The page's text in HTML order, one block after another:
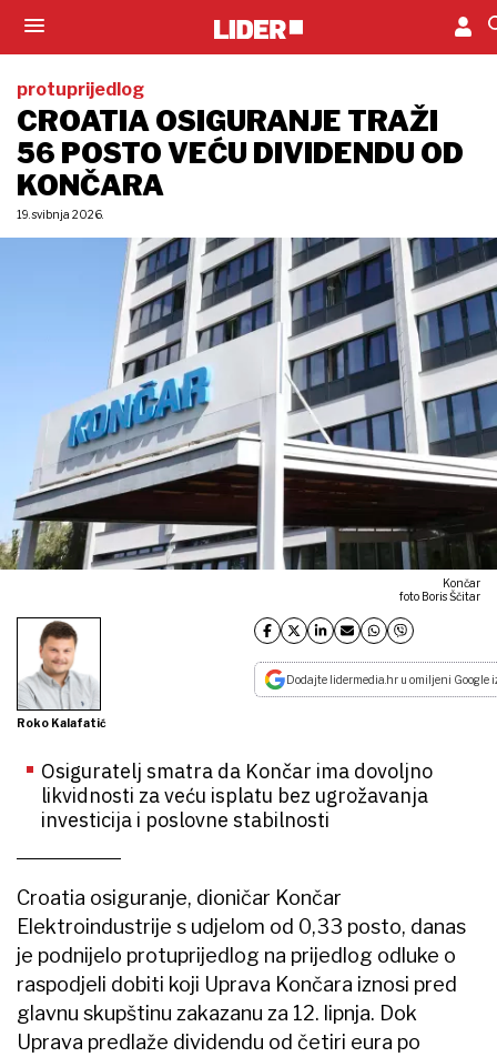
protuprijedlog
CROATIA OSIGURANJE TRAŽI
56 POSTO VEĆU DIVIDENDU OD
KONČARA
19. svibnja 2026.
Končar
foto Boris Ščitar
Roko Kalafatić
Dodajte lidermedia.hr u omiljeni Google
Osiguratelj smatra da Končar ima dovoljno
likvidnosti za veću isplatu bez ugrožavanja
investicija i poslovne stabilnosti
Croatia osiguranje, dioničar Končar
Elektroindustrije s udjelom od 0,33 posto, danas
je podnijelo protuprijedlog na prijedlog odluke o
raspodjeli dobiti koji Uprava Končara iznosi pred
glavnu skupštinu zakazanu za 12. lipnja. Dok
Uprava predlaže dividendu od četiri eura po